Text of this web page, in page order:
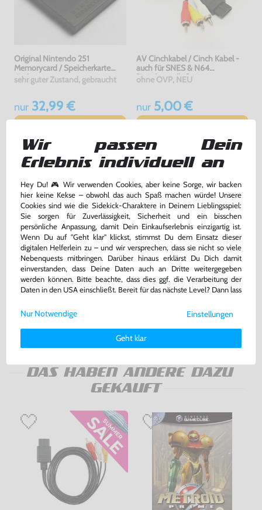
Original Nintendo 251
Memorycard / Speicherkarte
#schwarz
sehr guter Zustand, gebraucht
nur32,99 €
AV Cinchkabel / Cinch Kabel -
auch für SNES & N64
[Dritthersteller]
ohne OVP, NEU
nur5,00 €
Konsole #Neon-Rot/Neon-Blau
mit OVP, sehr guter Zustand, gebraucht
nur239,99 €
Original Nintendo 59
Memorycard / Speicherkarte
#grau DOL-008
gebraucht
19,99 €
DAS HABEN ANDERE DAZU
GEKAUFT
Wir passen Dein
Erlebnis individuell an
Hey Du! 🎮 Wir verwenden Cookies, aber keine Sorge, wir backen
hier keine Kekse – obwohl das auch Spaß machen würde! Unsere
Cookies sind wie die Sidekick-Charaktere in Deinem Lieblingsspiel:
Sie sorgen für Zuverlässigkeit, Sicherheit und ein bisschen
persönliche Anpassung, damit Dein Einkaufserlebnis einzigartig ist.
Wenn Du auf "Geht klar" klickst, stimmst Du dem Einsatz dieser
digitalen Helferlein zu – und wir versprechen, dass sie nicht so viele
Nebenquests mitbringen. Darüber hinaus erklärst Du Dich damit
einverstanden, dass Deine Daten auch an Dritte weitergegeben
werden können. Bitte beachte, dass dies ggf. die Verarbeitung der
Daten in den USA einschließt. Bereit für das nächste Level? Dann lass
Weitere Informationen zu den von uns verwendeten Cookies und
Deinen Rechten als Nutzer findest Du in unsererDaten­schutz­
Impressum.
Einstellungen
Geht klar
Nur Notwendige